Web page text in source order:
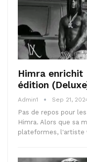
Himra enrichit
édition
Admin1 Sep 21,
Pas de repos pour
Himra. Alors que sa
plateformes, l'artiste